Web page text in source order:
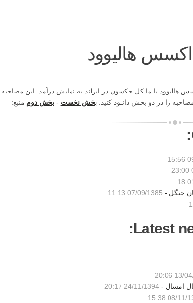
اکسس هالیوود
با مایکل جکسون در ایرلند به نمایش درآمد. این مصاحبه
بخش نخست -بخش دوم منبع:
جنگل - 07/09/1385 11:13
Latest
13/04/
امسال -24/11/1394 20:17
08/11/1394